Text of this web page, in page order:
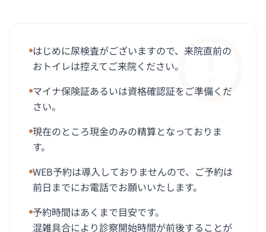
はじめに尿検査がございますので、来院直前の
おトイレは控えてご来院ください。
マイナ保険証あるいは資格確認証をご準備くだ
さい。
現在のところ現金のみの精算となっておりま
す。
WEB予約は導入しておりませんので、ご予約は
前日までにお電話でお願いいたします。
予約時間はあくまで目安です。
混雑具合により診察開始時間が前後することが